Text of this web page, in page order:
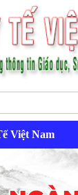
Việt Nam